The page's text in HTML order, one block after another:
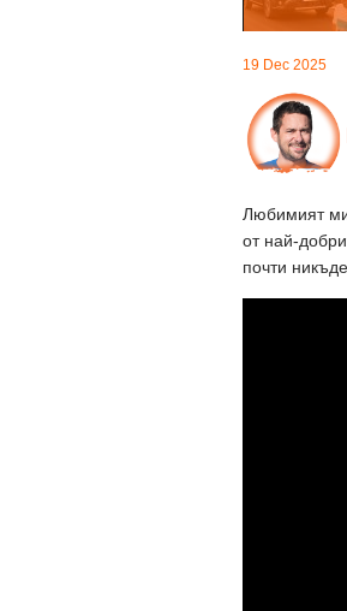
19 Dec 2025
Любимият
от най-
почти